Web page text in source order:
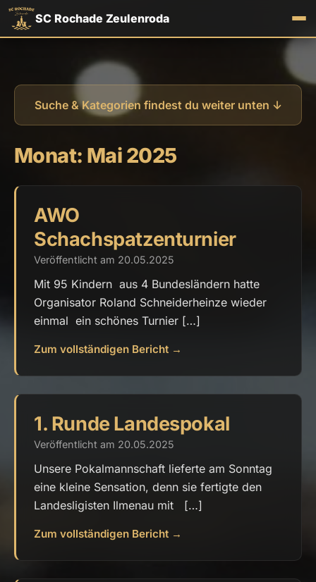
SC Rochade Zeulenroda
Suche & Kategorien findest du weiter unten ↓
Monat: Mai 2025
AWO
Schachspatzenturnier
Veröffentlicht am 20.05.2025
Mit 95 Kindern aus 4 Bundesländern hatte
Organisator Roland Schneiderheinze wieder
einmal ein schönes Turnier […]
Zum vollständigen Bericht →
1. Runde Landespokal
Veröffentlicht am 20.05.2025
Unsere Pokalmannschaft lieferte am Sonntag
eine kleine Sensation, denn sie fertigte den
Landesligisten Ilmenau mit […]
Zum vollständigen Bericht →